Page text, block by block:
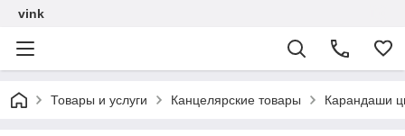
vink
Товары и услуги Канцелярские товары Карандаши